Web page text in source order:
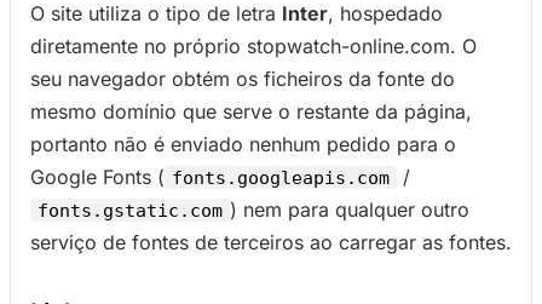
O site utiliza o tipo de letra Inter, hospedado
diretamente no próprio stopwatch-online.com. O
seu navegador obtém os ficheiros da fonte do
mesmo domínio que serve o restante da página,
portanto não é enviado nenhum pedido para o
Google Fonts ( fonts.googleapis.com /
fonts.gstatic.com ) nem para qualquer outro
serviço de fontes de terceiros ao carregar as fontes.